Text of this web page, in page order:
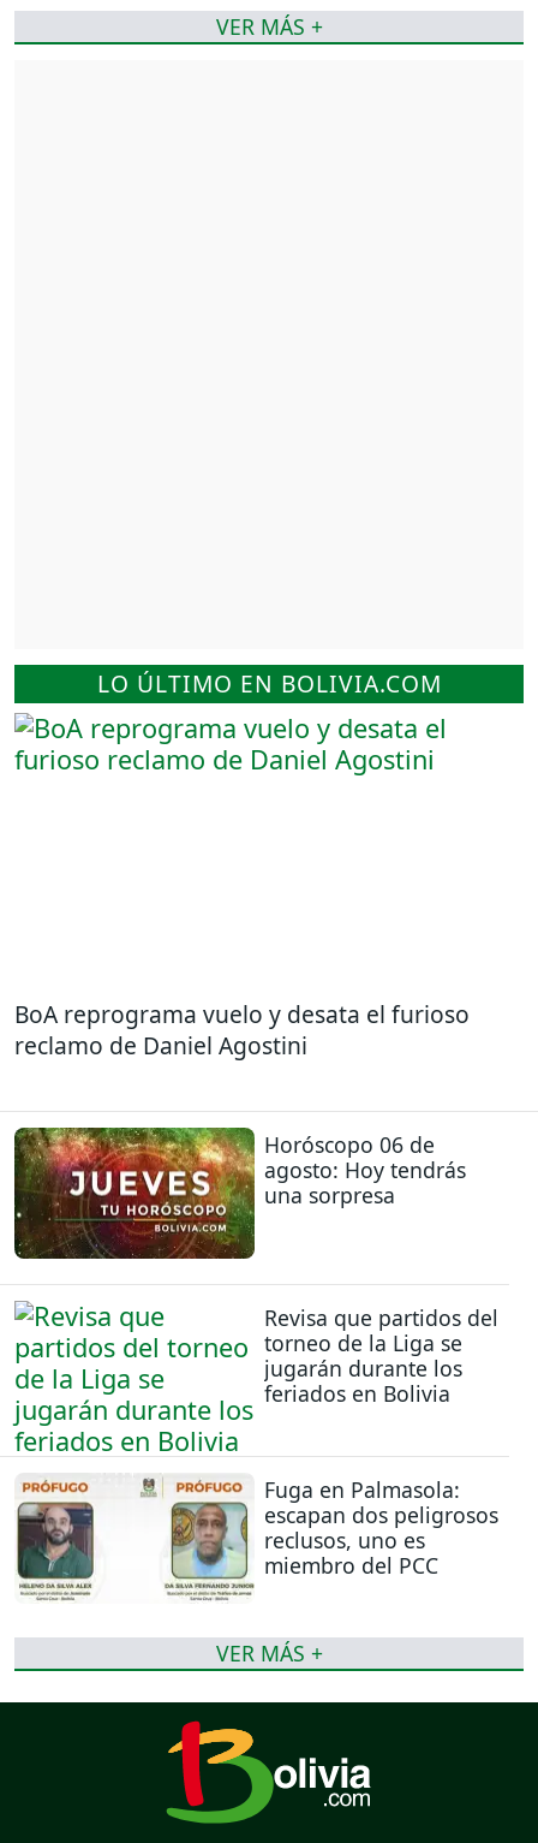
LO ÚLTIMO EN BOLIVIA.COM
BoA reprograma vuelo y desata el furioso
reclamo de Daniel Agostini
Horóscopo 06 de
agosto: Hoy tendrás
una sorpresa
Revisa que partidos del
torneo de la Liga se
jugarán durante los
feriados en Bolivia
Fuga en Palmasola:
escapan dos peligrosos
reclusos, uno es
miembro del PCC
VER MÁS +
VER MÁS +